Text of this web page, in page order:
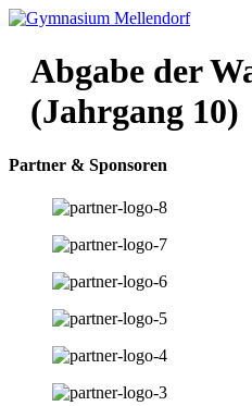
Zum
wechseln
Abgabe der
(Jahrgang 10)
Partner & Sponsoren